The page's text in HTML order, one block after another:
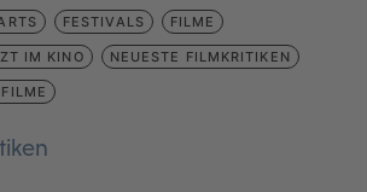
FESTIVALS FILME
IM KINO NEUESTE FILMKRITIKEN